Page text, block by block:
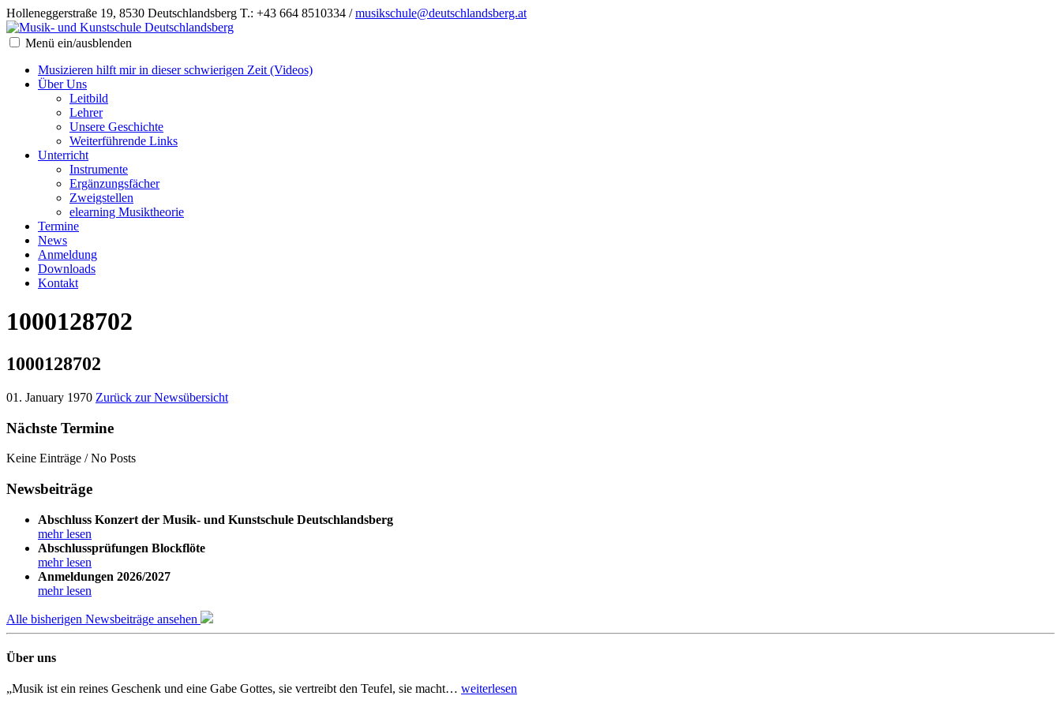
Holleneggerstraße 19, 8530 Deutschlandsberg T.: +43 664 8510334 /musikschule@deutschlandsberg.at
Menü ein/ausblenden
Musizieren hilft mir in dieser schwierigen Zeit (Videos)
Über Uns
Leitbild
Lehrer
Unsere Geschichte
Weiterführende Links
Unterricht
Instrumente
Ergänzungsfächer
Zweigstellen
elearning Musiktheorie
Termine
News
Anmeldung
Downloads
Kontakt
1000128702
1000128702
01. January 1970 Zurück zur Newsübersicht
Nächste Termine
Keine Einträge / No Posts
Newsbeiträge
Abschluss Konzert der Musik- und Kunstschule Deutschlandsberg
mehr lesen
Abschlussprüfungen Blockflöte
mehr lesen
Anmeldungen 2026/2027
mehr lesen
Alle bisherigen Newsbeiträge ansehen
Über uns
„Musik ist ein reines Geschenk und eine Gabe Gottes, sie vertreibt den Teufel, sie macht… weiterlesen